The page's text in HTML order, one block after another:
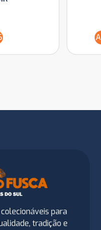
para
tradição e